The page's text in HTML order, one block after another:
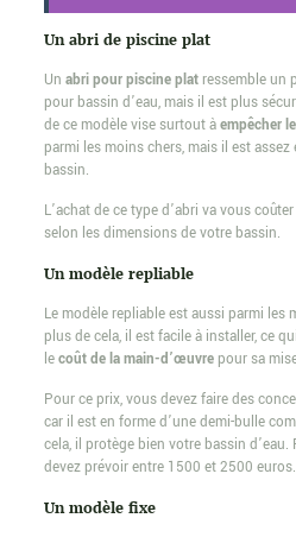
Un abri de piscine plat
Un abri pour piscine platressemble un
pour bassin d’eau, mais il est plus
de ce modèle vise surtout àempêcher
parmi les moins chers, mais il est
bassin.
L’achat de ce type d’abri va vous
selon les dimensions de votre bassin.
Un modèle repliable
Le modèle repliable est aussi parmi les
plus de cela, il est facile à installer, ce
lecoût de la main-d’œuvrepour sa
Pour ce prix, vous devez faire des
car il est en forme d’une demi-bulle
cela, il protège bien votre bassin
devez prévoir entre 1500 et 2500 euros.
Un modèle fixe